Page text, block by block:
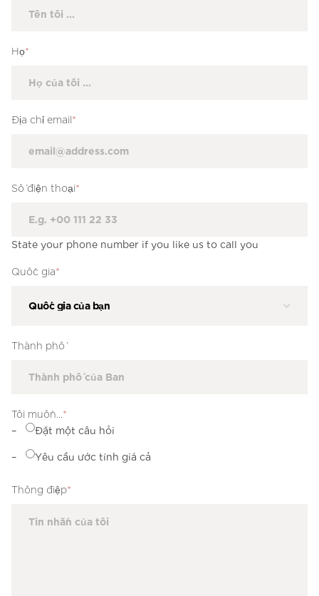
Họ*
Địa chỉ email*
Số điện thoại*
State your phone number if you like us to call you
Quốc gia*
Thành phố
Tôi muốn...*
Đặt một câu hỏi
Yêu cầu ước tính giá cả
Thông điệp*